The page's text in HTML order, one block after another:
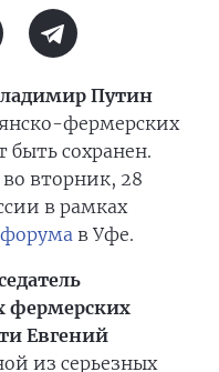
Путин
фермерских
сохранен.
вторник, 28
в рамках
форума в Уфе.
фермерских
Евгений
из серьезных